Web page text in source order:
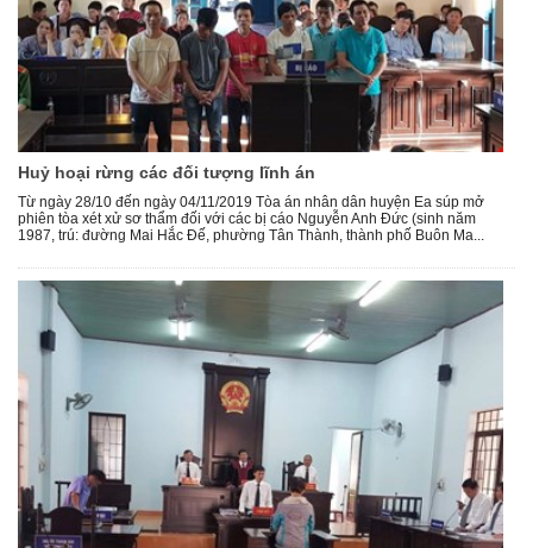
Huỷ hoại rừng các đối tượng lĩnh án
Từ ngày 28/10 đến ngày 04/11/2019 Tòa án nhân dân huyện Ea súp mở
phiên tòa xét xử sơ thẩm đối với các bị cáo Nguyễn Anh Đức (sinh năm
1987, trú: đường Mai Hắc Đế, phường Tân Thành, thành phố Buôn Ma...